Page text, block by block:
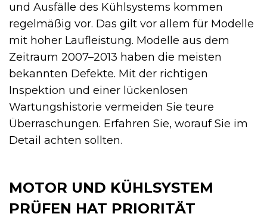
und Ausfälle des Kühlsystems kommen
regelmäßig vor. Das gilt vor allem für Modelle
mit hoher Laufleistung. Modelle aus dem
Zeitraum 2007–2013 haben die meisten
bekannten Defekte. Mit der richtigen
Inspektion und einer lückenlosen
Wartungshistorie vermeiden Sie teure
Überraschungen. Erfahren Sie, worauf Sie im
Detail achten sollten.
MOTOR UND KÜHLSYSTEM
PRÜFEN HAT PRIORITÄT